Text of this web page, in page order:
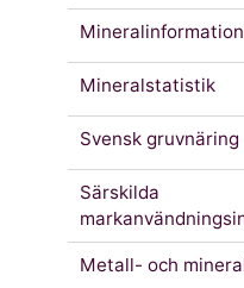
Mineralinformation
Mineralstatistik
Svensk gruvnäring
Särskilda
Metall- och